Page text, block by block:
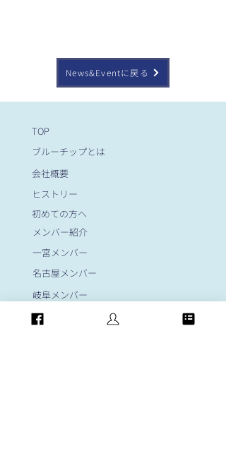
News&Eventに戻る
TOP
ブルーチップとは
会社概要
ヒストリー
初めての方へ
メンバー紹介
一宮メンバー
名古屋メンバー
岐阜メンバー
大阪メンバー